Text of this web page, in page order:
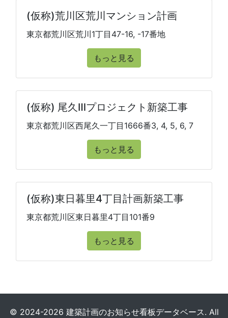
(仮称)荒川区荒川マンション計画
東京都荒川区荒川1丁目47-16, -17番地
もっと見る
(仮称) 尾久Ⅲプロジェクト新築工事
東京都荒川区西尾久一丁目1666番3, 4, 5, 6, 7
もっと見る
(仮称)東日暮里4丁目計画新築工事
東京都荒川区東日暮里4丁目101番9
もっと見る
© 2024-2026 建築計画のお知らせ看板データベース. All